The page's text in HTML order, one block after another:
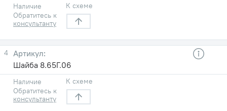
Наличие
Обратитесь к
консультанту
К схеме
4
Шайба 8.65Г.06
Наличие
Обратитесь к
консультанту
К схеме